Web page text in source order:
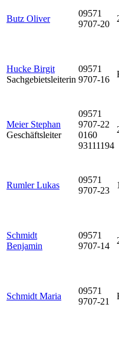
Butz Oliver
09571
9707-20
Hucke Birgit
Sachgebietsleiterin
09571
9707-16
Meier Stephan
Geschäftsleiter
09571
9707-22
0160
93111194
Rumler Lukas
09571
9707-23
Schmidt
Benjamin
09571
9707-14
Schmidt Maria
09571
9707-21